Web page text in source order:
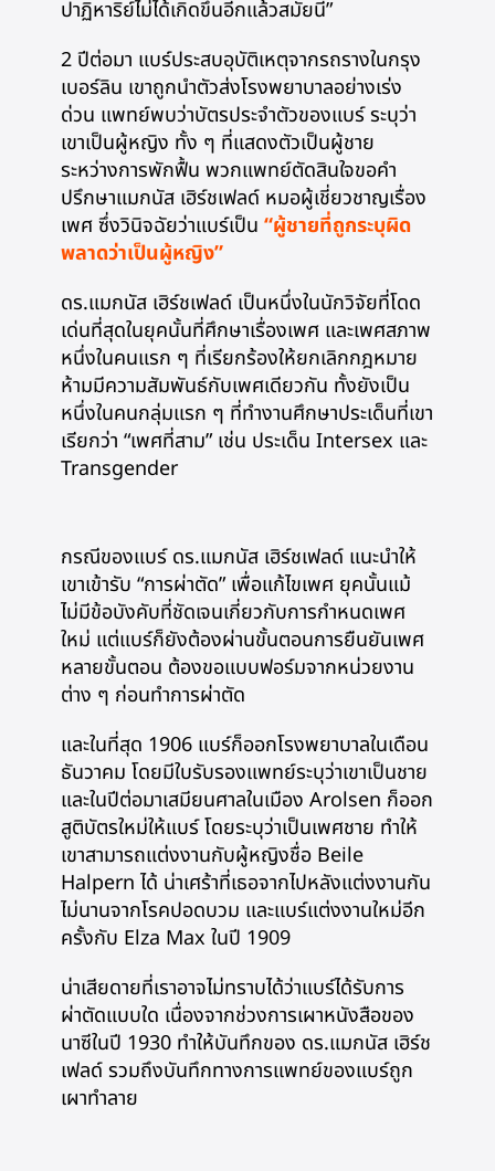
ปาฏิหาริย์ไม่ได้เกิดขึ้นอีกแล้วสมัยนี้”
2 ปีต่อมา แบร์ประสบอุบัติเหตุจากรถรางในกรุง
เบอร์ลิน เขาถูกนำตัวส่งโรงพยาบาลอย่างเร่ง
ด่วน แพทย์พบว่าบัตรประจำตัวของแบร์ ระบุว่า
เขาเป็นผู้หญิง ทั้ง ๆ ที่แสดงตัวเป็นผู้ชาย
ระหว่างการพักฟื้น พวกแพทย์ตัดสินใจขอคำ
ปรึกษาแมกนัส เฮิร์ชเฟลด์ หมอผู้เชี่ยวชาญเรื่อง
เพศ ซึ่งวินิจฉัยว่าแบร์เป็น “ผู้ชายที่ถูกระบุผิด
พลาดว่าเป็นผู้หญิง”
ดร.แมกนัส เฮิร์ชเฟลด์ เป็นหนึ่งในนักวิจัยที่โดด
เด่นที่สุดในยุคนั้นที่ศึกษาเรื่องเพศ และเพศสภาพ
หนึ่งในคนแรก ๆ ที่เรียกร้องให้ยกเลิกกฎหมาย
ห้ามมีความสัมพันธ์กับเพศเดียวกัน ทั้งยังเป็น
หนึ่งในคนกลุ่มแรก ๆ ที่ทำงานศึกษาประเด็นที่เขา
เรียกว่า “เพศที่สาม” เช่น ประเด็น Intersex และ
Transgender
กรณีของแบร์ ดร.แมกนัส เฮิร์ชเฟลด์ แนะนำให้
เขาเข้ารับ “การผ่าตัด” เพื่อแก้ไขเพศ ยุคนั้นแม้
ไม่มีข้อบังคับที่ชัดเจนเกี่ยวกับการกำหนดเพศ
ใหม่ แต่แบร์ก็ยังต้องผ่านขั้นตอนการยืนยันเพศ
หลายขั้นตอน ต้องขอแบบฟอร์มจากหน่วยงาน
ต่าง ๆ ก่อนทำการผ่าตัด
และในที่สุด 1906 แบร์ก็ออกโรงพยาบาลในเดือน
ธันวาคม โดยมีใบรับรองแพทย์ระบุว่าเขาเป็นชาย
และในปีต่อมาเสมียนศาลในเมือง Arolsen ก็ออก
สูติบัตรใหม่ให้แบร์ โดยระบุว่าเป็นเพศชาย ทำให้
เขาสามารถแต่งงานกับผู้หญิงชื่อ Beile
Halpern ได้ น่าเศร้าที่เธอจากไปหลังแต่งงานกัน
ไม่นานจากโรคปอดบวม และแบร์แต่งงานใหม่อีก
ครั้งกับ Elza Max ในปี 1909
น่าเสียดายที่เราอาจไม่ทราบได้ว่าแบร์ได้รับการ
ผ่าตัดแบบใด เนื่องจากช่วงการเผาหนังสือของ
นาซีในปี 1930 ทำให้บันทึกของ ดร.แมกนัส เฮิร์ช
เฟลด์ รวมถึงบันทึกทางการแพทย์ของแบร์ถูก
เผาทำลาย